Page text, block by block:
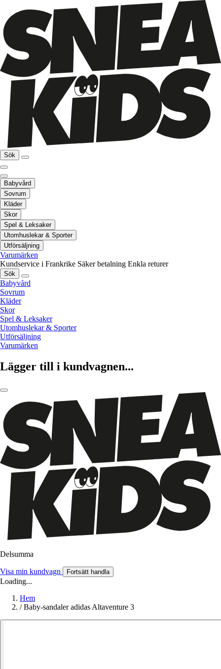
Sök
Babyvård
Sovrum
Kläder
Skor
Spel & Leksaker
Utomhuslekar & Sporter
Utförsäljning
Varumärken
Kundservice i Frankrike Säker betalning Enkla returer
Sök
Babyvård
Sovrum
Kläder
Skor
Spel & Leksaker
Utomhuslekar & Sporter
Utförsäljning
Varumärken
Lägger till i kundvagnen...
Delsumma
Visa min kundvagn Fortsätt handla
Loading...
Hem
/ Baby-sandaler adidas Altaventure 3